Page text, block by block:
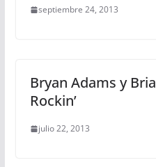
septiembre 24, 2013
Bryan Adams y
Rockin’
julio 22, 2013